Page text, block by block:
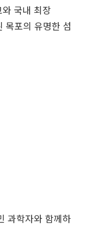
국내 최장
목포의 유명한 섬
과학자와 함께하